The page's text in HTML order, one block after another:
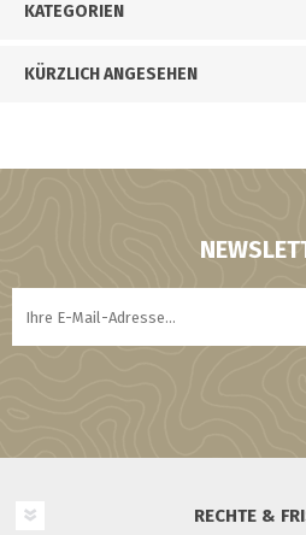
KATEGORIEN
KÜRZLICH ANGESEHEN
RECHTE &